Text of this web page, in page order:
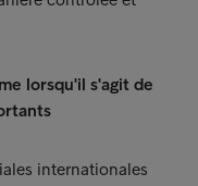
lorsqu'il s'agit de
internationales